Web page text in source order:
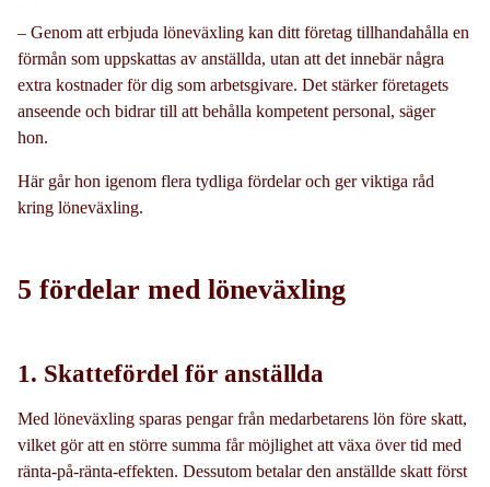
– Genom att erbjuda löneväxling kan ditt företag tillhandahålla en
förmån som uppskattas av anställda, utan att det innebär några
extra kostnader för dig som arbetsgivare. Det stärker företagets
anseende och bidrar till att behålla kompetent personal, säger
hon.
Här går hon igenom flera tydliga fördelar och ger viktiga råd
kring löneväxling.
5 fördelar med löneväxling
1. Skattefördel för anställda
Med löneväxling sparas pengar från medarbetarens lön före skatt,
vilket gör att en större summa får möjlighet att växa över tid med
ränta-på-ränta-effekten. Dessutom betalar den anställde skatt först